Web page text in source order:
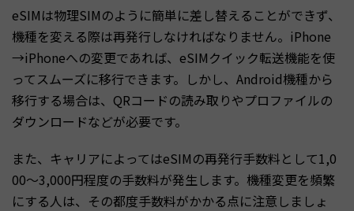
eSIMは物理SIMのように簡単に差し替えることができず、
機種を変える際は再発行しなければなりません。iPhone
→iPhoneへの変更であれば、eSIMクイック転送機能を使
ってスムーズに移行できます。しかし、Android機種から
移行する場合は、QRコードの読み取りやプロファイルの
ダウンロードなどが必要です。
また、キャリアによってはeSIMの再発行手数料として1,0
00〜3,000円程度の手数料が発生します。機種変更を頻繁
にする人は、その都度手数料がかかる点に注意しましょ